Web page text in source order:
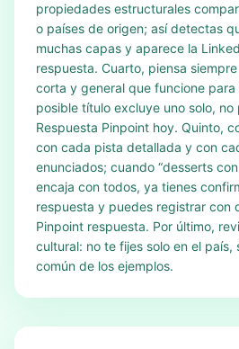
propiedades estructurales
o países de origen; así detectas
muchas capas y aparece la
respuesta. Cuarto, piensa
corta y general que funcione para
posible título excluye uno solo, no
Respuesta Pinpoint hoy. Quinto,
con cada pista detallada y con
enunciados; cuando “desserts
encaja con todos, ya tienes
respuesta y puedes registrar con
Pinpoint respuesta. Por último,
cultural: no te fijes solo en el país,
común de los ejemplos.